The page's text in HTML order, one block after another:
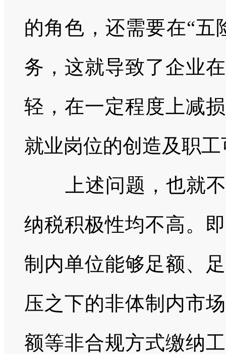
的角色，还需要在“五
务，这就导致了企业
轻，在一定程度上减
就业岗位的创造及职
上述问题，也就不
纳税积极性均不高。
制内单位能够足额、
压之下的非体制内市
额等非合规方式缴纳